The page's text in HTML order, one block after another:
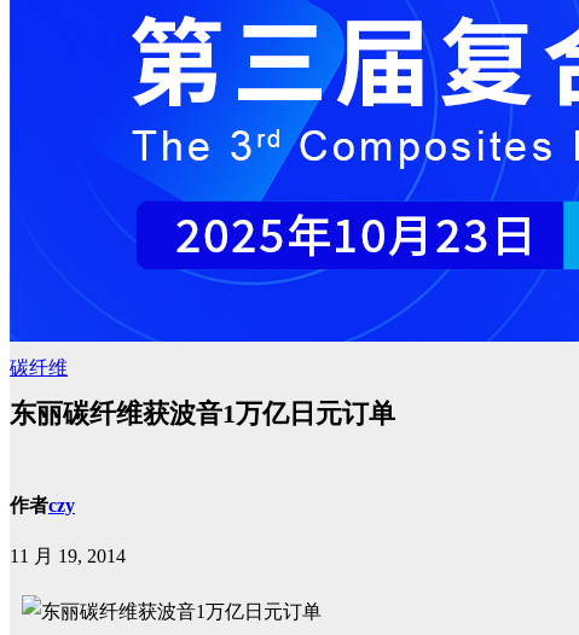
碳纤维
东丽碳纤维获波音1万亿日元订单
作者czy
11 月 19, 2014